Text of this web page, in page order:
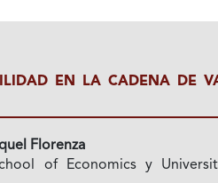
EN LA CADENA DE
Florenza
of Economics y